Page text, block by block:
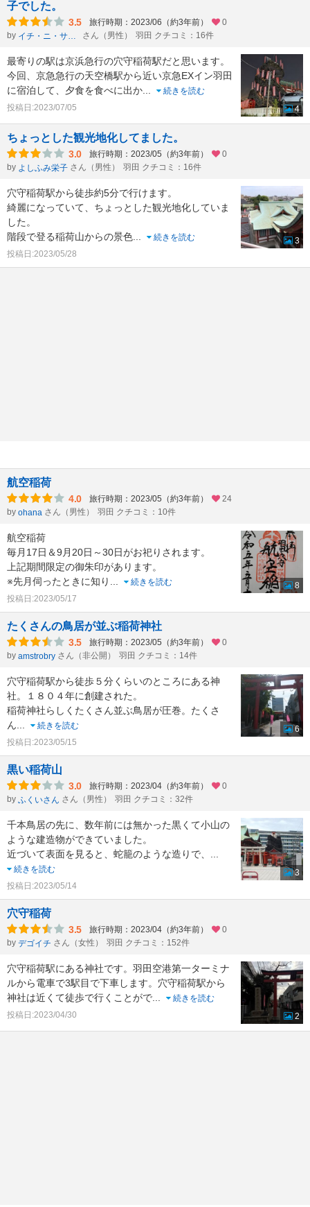
子でした。
3.5 旅行時期：2023/06（約3年前）
0
by
イチ・ニ・サン・シー・ニー・ニー さん（男性） 羽田 クチコミ：16件
最寄りの駅は京浜急行の穴守稲荷駅だと思います。
今回、京急急行の天空橋駅から近い京急EXイン羽田
に宿泊して、夕食を食べに出か
続きを読む
投稿日:2023/07/05
4
ちょっとした観光地化してました。
3.0 旅行時期：2023/05（約3年前）
0
by よしふみ栄子 さん（男性） 羽田 クチコミ：16件
穴守稲荷駅から徒歩約5分で行けます。
綺麗になっていて、ちょっとした観光地化していま
した。
階段で登る稲荷山からの景色
続きを読む
投稿日:2023/05/28
3
航空稲荷
4.0 旅行時期：2023/05（約3年前）
24
by ohana さん（男性） 羽田 クチコミ：10件
航空稲荷
毎月17日＆9月20日～30日がお祀りされます。
上記期間限定の御朱印があります。
※先月伺ったときに知り
続きを読む
投稿日:2023/05/17
8
たくさんの鳥居が並ぶ稲荷神社
3.5 旅行時期：2023/05（約3年前）
0
by amstrobry さん（非公開） 羽田 クチコミ：14件
穴守稲荷駅から徒歩５分くらいのところにある神
社。１８０４年に創建された。
稲荷神社らしくたくさん並ぶ鳥居が圧巻。たくさ
ん
続きを読む
投稿日:2023/05/15
6
黒い稲荷山
3.0 旅行時期：2023/04（約3年前）
0
by ふくいさん さん（男性） 羽田 クチコミ：32件
千本鳥居の先に、数年前には無かった黒くて小山の
ような建造物ができていました。
近づいて表面を見ると、蛇籠のような造りで、
続きを読む
投稿日:2023/05/14
3
穴守稲荷
3.5 旅行時期：2023/04（約3年前）
0
by デゴイチ さん（女性） 羽田 クチコミ：152件
穴守稲荷駅にある神社です。羽田空港第一ターミナ
ルから電車で3駅目で下車します。穴守稲荷駅から
神社は近くて徒歩で行くことがで
続きを読む
投稿日:2023/04/30
2